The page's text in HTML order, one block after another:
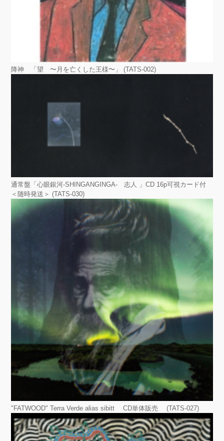
降神 「望 〜月を亡くした王様〜」 (TATS-002)
通常盤「心眼銀河-SHINGANGINGA- 志人 」CD 16p可視カード付
＜随時発送＞ (TATS-030)
"FATWOOD" Terra Verde alias sibitt CD単体販売 (TATS-027)